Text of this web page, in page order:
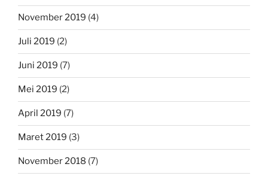
November 2019 (4)
Juli 2019 (2)
Juni 2019 (7)
Mei 2019 (2)
April 2019 (7)
Maret 2019 (3)
November 2018 (7)